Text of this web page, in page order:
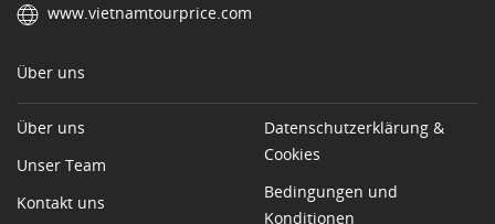
www.vietnamtourprice.com
Über uns
Über uns
Unser Team
Kontakt uns
Datenschutzerklärung &
Cookies
Bedingungen und
Konditionen